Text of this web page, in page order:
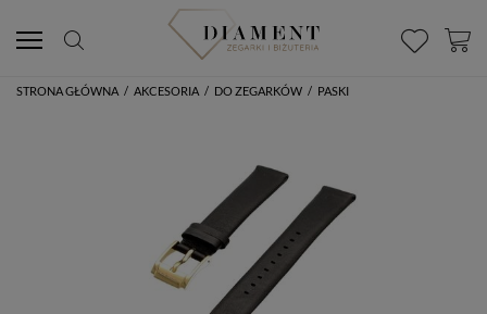
STRONA GŁÓWNA / AKCESORIA / DO ZEGARKÓW / PASKI